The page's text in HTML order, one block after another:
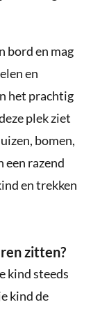
bord en mag
en
het prachtig
plek ziet
bomen,
een razend
en trekken
zitten?
kind steeds
kind de